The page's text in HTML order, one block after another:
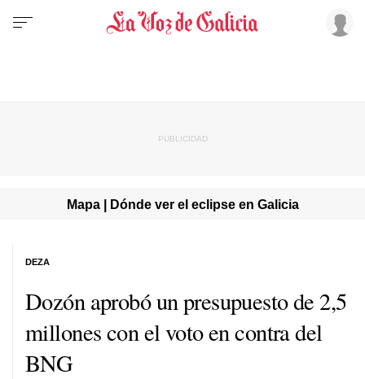
Mapa | Dónde ver el eclipse en Galicia
Dozón aprobó un presupuesto de 2,5
millones con el voto en contra del
BNG
DEZA